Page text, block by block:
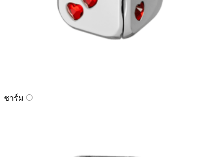
ชาร์ม